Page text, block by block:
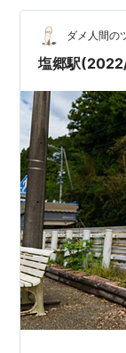
ダメ人間の
塩郷駅